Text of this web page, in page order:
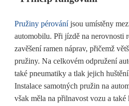
Pružiny pérováníjsou umístěny
automobilu. Při jízdě na nerovnosti
zavěšení ramen náprav, přičemž
pružiny. Na celkovém odpružení
také pneumatiky a tlak jejich
Instalace samotných pružin na
však měla na přilnavost vozu a